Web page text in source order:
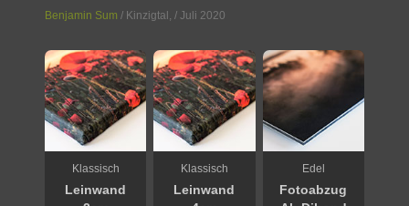
Benjamin Sum / Kinzigtal , / Juli 2020
Klassisch
Leinwand
Klassisch
Leinwand
Edel
Fotoabzug